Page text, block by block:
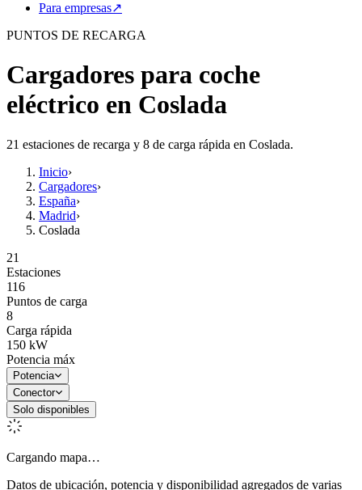
Para empresas↗
PUNTOS DE RECARGA
Cargadores para coche
eléctrico en Coslada
21 estaciones de recarga y 8 de carga rápida en Coslada.
Inicio›
Cargadores›
España›
Madrid›
Coslada
21
Estaciones
116
Puntos de carga
8
Carga rápida
150 kW
Potencia máx
Potencia
Conector
Solo disponibles
Cargando mapa…
Datos de ubicación, potencia y disponibilidad agregados de varias